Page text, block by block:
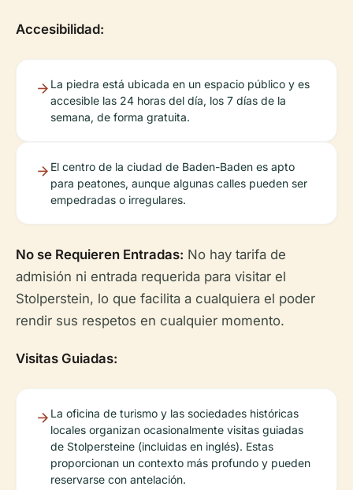
Accesibilidad:
La piedra está ubicada en un espacio público y es
accesible las 24 horas del día, los 7 días de la
semana, de forma gratuita.
El centro de la ciudad de Baden-Baden es apto
para peatones, aunque algunas calles pueden ser
empedradas o irregulares.
No se Requieren Entradas: No hay tarifa de
admisión ni entrada requerida para visitar el
Stolperstein, lo que facilita a cualquiera el poder
rendir sus respetos en cualquier momento.
Visitas Guiadas:
La oficina de turismo y las sociedades históricas
locales organizan ocasionalmente visitas guiadas
de Stolpersteine (incluidas en inglés). Estas
proporcionan un contexto más profundo y pueden
reservarse con antelación.